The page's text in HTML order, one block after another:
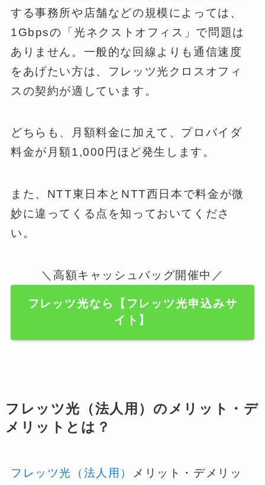
する事務所や店舗などの規模によっては、
1Gbpsの「光ネクストオフィス」で問題は
ありません。一般的な回線よりも通信速度
をあげたい方は、フレッツ光クロスオフィ
スの契約が適しています。
どちらも、月額料金に加えて、プロバイダ
料金が月額1,000円ほど発生します。
また、NTT東日本とNTT西日本で料金が微
妙に違ってくる点を知っておいてくださ
い。
＼高額キャッシュバッグ開催中／
フレッツ光なら【フレッツ光申込みサ
イト】
フレッツ光（法人用）のメリット・デ
メリットとは？
フレッツ光（法人用）
メリット・デメリッ